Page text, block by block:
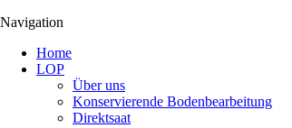
Navigation
überspringen
Home
LOP
Über uns
Konservierende Bodenbearbeitung
Direktsaat